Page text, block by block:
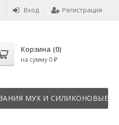
Вход Регистрация
Корзина (0)
на сумму 0 ₽
МУХ И СИЛИКОНОВЫЕ